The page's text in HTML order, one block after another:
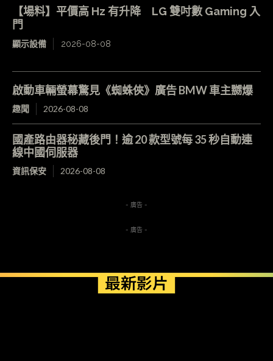
【場料】平價高 Hz 有升降 LG 雙吋數 Gaming 入
門
顯示設備 2026-08-08
啟動車輛螢幕驚見《蜘蛛俠》廣告 BMW 車主嬲爆
趣聞 2026-08-08
國產路由器秘藏後門！逾 20 款型號每 35 秒自動連
線中國伺服器
資訊保安 2026-08-08
- 廣告 -
- 廣告 -
最新影片